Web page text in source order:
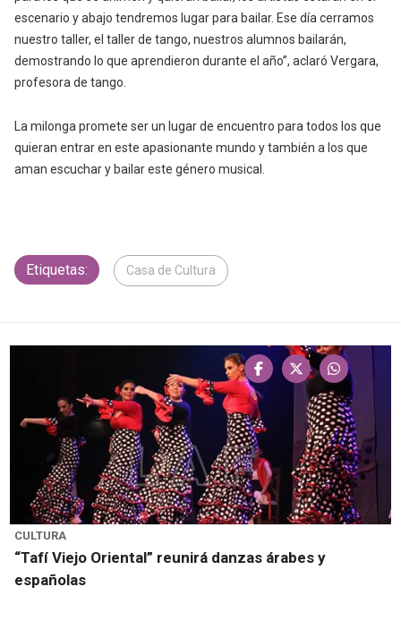
escenario y abajo tendremos lugar para bailar. Ese día cerramos
nuestro taller, el taller de tango, nuestros alumnos bailarán,
demostrando lo que aprendieron durante el año”, aclaró Vergara,
profesora de tango.
La milonga promete ser un lugar de encuentro para todos los que
quieran entrar en este apasionante mundo y también a los que
aman escuchar y bailar este género musical.
Etiquetas: Casa de Cultura
CULTURA
“Tafí Viejo Oriental” reunirá danzas árabes y
españolas